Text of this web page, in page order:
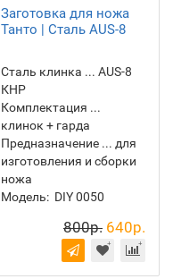
Заготовка для ножа
Танто | Сталь AUS-8
Сталь клинка ... AUS-8
КНР
Комплектация ...
клинок + гарда
Предназначение ... для
изготовления и сборки
ножа
Модель: DIY 0050
800р. 640р.